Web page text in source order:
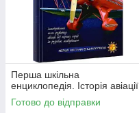
Перша шкільна
енциклопедія. Історія авіації
Готово до відправки